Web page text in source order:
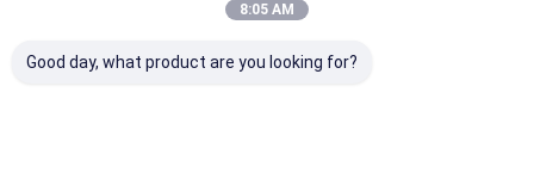
8:05 AM
Good day, what product are you looking for?